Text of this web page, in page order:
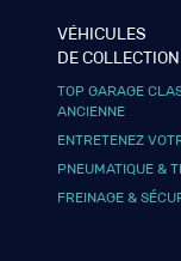
VÉHICULES
DE COLLECTION
TOP GARAGE
ANCIENNE
ENTRETENEZ
PNEUMATIQUE &
FREINAGE &